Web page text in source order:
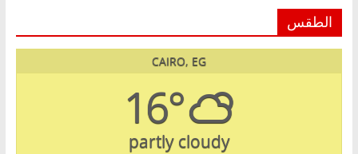
الطقس
CAIRO, EG
16°
partly cloudy